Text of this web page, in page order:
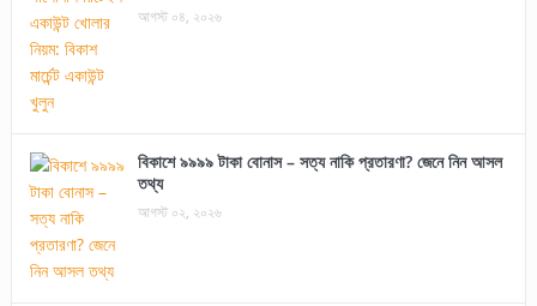
আগস্ট ০৪, ২০২৬
বিকাশে ৯৯৯৯ টাকা বোনাস – সত্য নাকি প্রতারণা? জেনে নিন আসল
তথ্য
আগস্ট ০২, ২০২৬